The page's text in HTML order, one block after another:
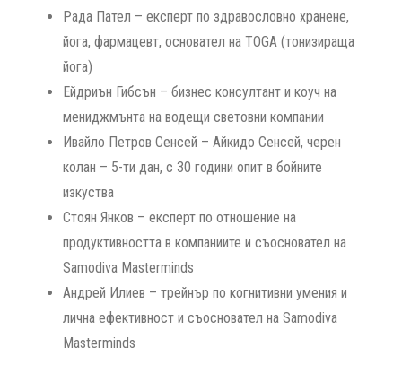
Рада Пател – експерт по здравословно хранене,
йога, фармацевт, основател на TOGA (тонизираща
йога)
Ейдриън Гибсън – бизнес консултант и коуч на
мениджмънта на водещи световни компании
Ивайло Петров Сенсей – Айкидо Сенсей, черен
колан – 5-ти дан, с 30 години опит в бойните
изкуства
Стоян Янков – експерт по отношение на
продуктивността в компаниите и съосновател на
Samodiva Masterminds
Андрей Илиев – трейнър по когнитивни умения и
лична ефективност и съосновател на Samodiva
Masterminds